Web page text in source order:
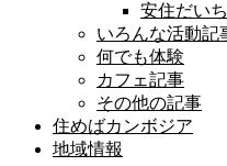
安住だい
いろんな活動記
何でも体験
カフェ記事
その他の記事
住めばカンボジア
地域情報